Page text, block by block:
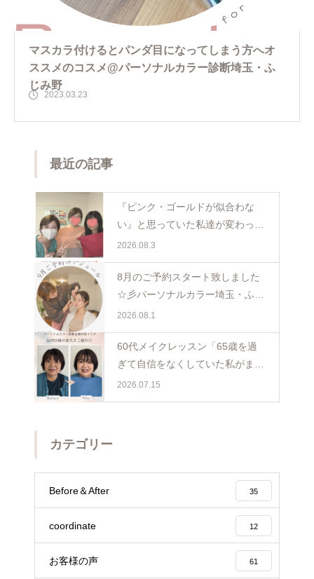
マスカラ付けるとパンダ目になってしまう方へオ
ススメのコスメ@パーソナルカラー診断埼玉・ふ
じみ野
2023.03.23
最近の記事
『ピンク・ゴールドが似合わな
い』と思っていた私達が変わった
日。親子で体験パーソナルカラー
2026.08.3
8月のご予約スタート致しました
☆彡パーソナルカラー埼玉・ふじ
み野
2026.08.1
60代メイクレッスン「65歳を過
ぎて自信をなくしていた私がまた
少し前を向けました☺️埼玉・ふじ
み野
2026.07.15
カテゴリー
Before＆After 35
coordinate 12
お客様の声 61